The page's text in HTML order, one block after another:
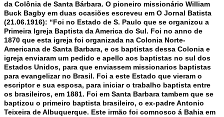
da Colônia de Santa Bárbara. O pioneiro missionário William
Buck Bagby em duas ocasiões escreveu em O Jornal Batista
(21.06.1916): “Foi no Estado de S. Paulo que se organizou a
Primeira Igreja Baptista da America do Sul. Foi no anno de
1870 que esta igreja foi organizada na Colonia Norte-
Americana de Santa Barbara, e os baptistas dessa Colonia e
igreja enviaram um pedido e apello aos baptistas no sul dos
Estados Unidos, para que enviassem missionarios baptistas
para evangelizar no Brasil. Foi a este Estado que vieram o
escriptor e sua esposa, para iniciar o trabalho baptista entre
os brasileiros, em 1881. Foi em Santa Barbara tambem que se
baptizou o primeiro baptista brasileiro, o ex-padre Antonio
Teixeira de Albuquerque. Este irmão foi comnosco á Bahia em